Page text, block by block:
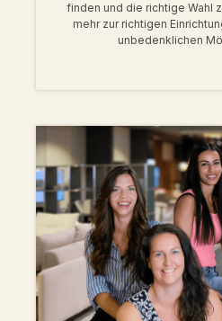
finden und die richtige Wahl
mehr zur richtigen
unbedenklichen